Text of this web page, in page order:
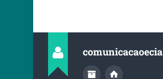
comunicacaoecia